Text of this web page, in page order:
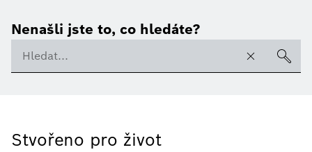
Nenašli jste to, co hledáte?
Stvořeno pro život